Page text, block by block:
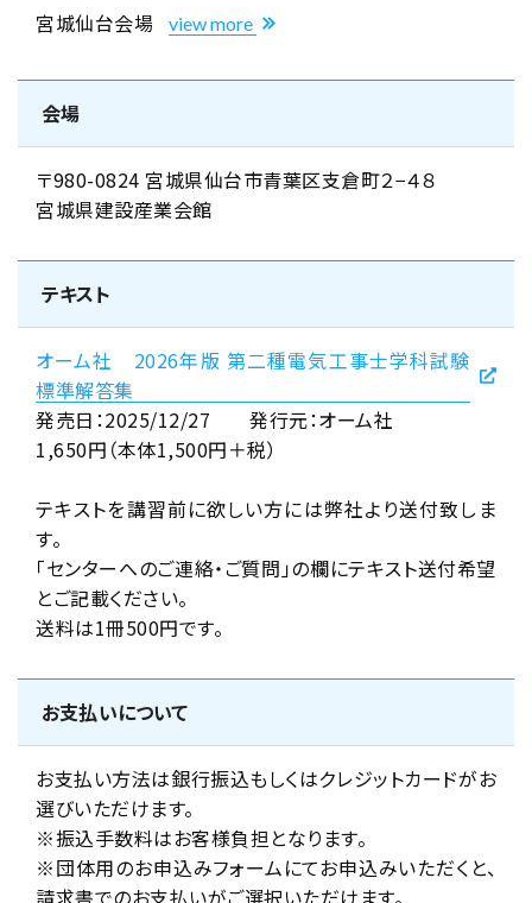
宮城仙台会場 view more
会場
〒980-0824 宮城県仙台市青葉区支倉町２−４８
宮城県建設産業会館
テキスト
オーム社 2026年版 第二種電気工事士学科試験
標準解答集
発売日：2025/12/27 発行元：オーム社
1,650円（本体1,500円＋税）
テキストを講習前に欲しい方には弊社より送付致しま
す。
「センターへのご連絡・ご質問」の欄にテキスト送付希望
とご記載ください。
送料は1冊500円です。
お支払いについて
お支払い方法は銀行振込もしくはクレジットカードがお
選びいただけます。
※振込手数料はお客様負担となります。
※団体用のお申込みフォームにてお申込みいただくと、